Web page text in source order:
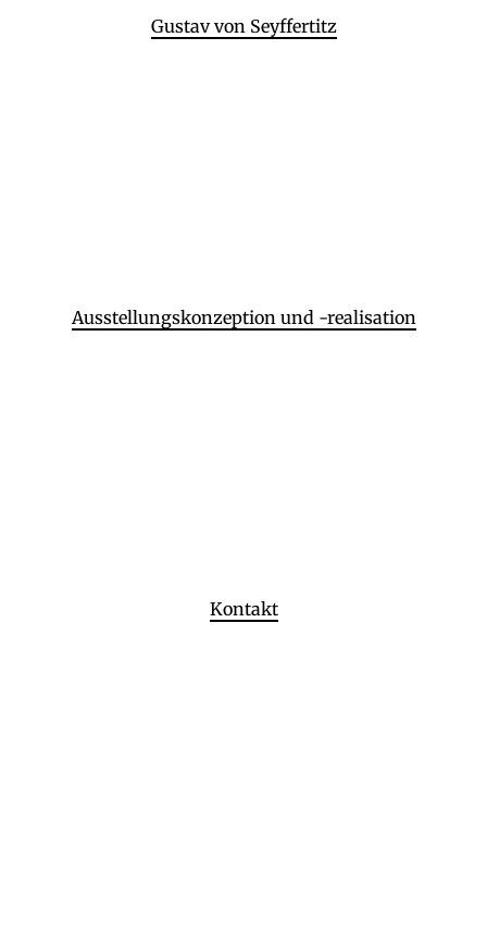
Gustav von Seyffertitz
Ausstellungskonzeption und -realisation
Kontakt